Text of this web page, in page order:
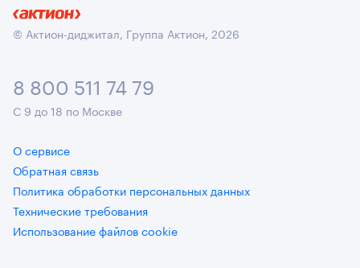
© Актион-диджитал, Группа Актион, 2026
8 800 511 74 79
С 9 до 18 по Москве
О сервисе
Обратная связь
Политика обработки персональных данных
Технические требования
Использование файлов cookie